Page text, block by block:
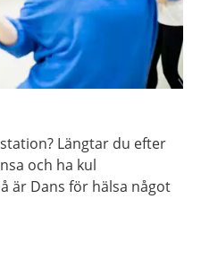
Längtar du efter
och ha kul
är Dans för hälsa något